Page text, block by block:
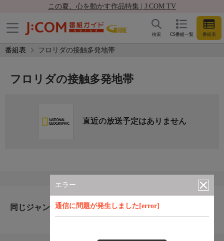
この夏、心を動かす作品特集 | J:COM TV
CS番組一覧 番組表
検索
番組表 フロリダの接触多発地帯
エラー
通信に問題が発生しました[error]
フロリダの接触多発地帯
直近の放送予定はありません
同じジャンルのおすすめ番組